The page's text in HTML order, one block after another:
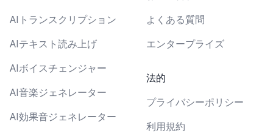
AIトランスクリプション
AIテキスト読み上げ
AIボイスチェンジャー
AI音楽ジェネレーター
AI効果音ジェネレーター
よくある質問
エンタープライズ
法的
プライバシーポリシー
利用規約